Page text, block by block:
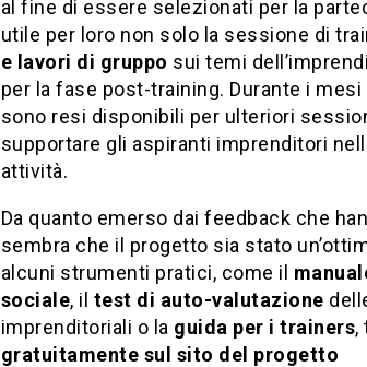
al fine di essere selezionati per la
utile per loro non solo la sessione di
e lavori di gruppo sui temi
per la fase post-training. Durante i
sono resi disponibili per ulteriori
supportare gli aspiranti imprenditori
attività.
Da quanto emerso dai feedback che
sembra che il progetto sia stato
alcuni strumenti pratici, come il
sociale, il test di auto-valutazione
imprenditoriali o la guida per i trainers,
gratuitamente sul sito del progetto